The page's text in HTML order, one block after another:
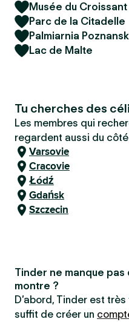
Musée du Croissant
Parc de la Citadelle
Palmiarnia
Lac de Malte
Tu cherches des
Les membres qui
regardent aussi du
Varsovie
Cracovie
Łódź
Gdańsk
Szczecin
Tinder ne manque
montre ?
D’abord, Tinder est
suffit de créer un